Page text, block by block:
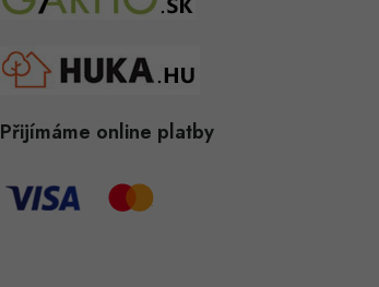
Přijímáme online platby